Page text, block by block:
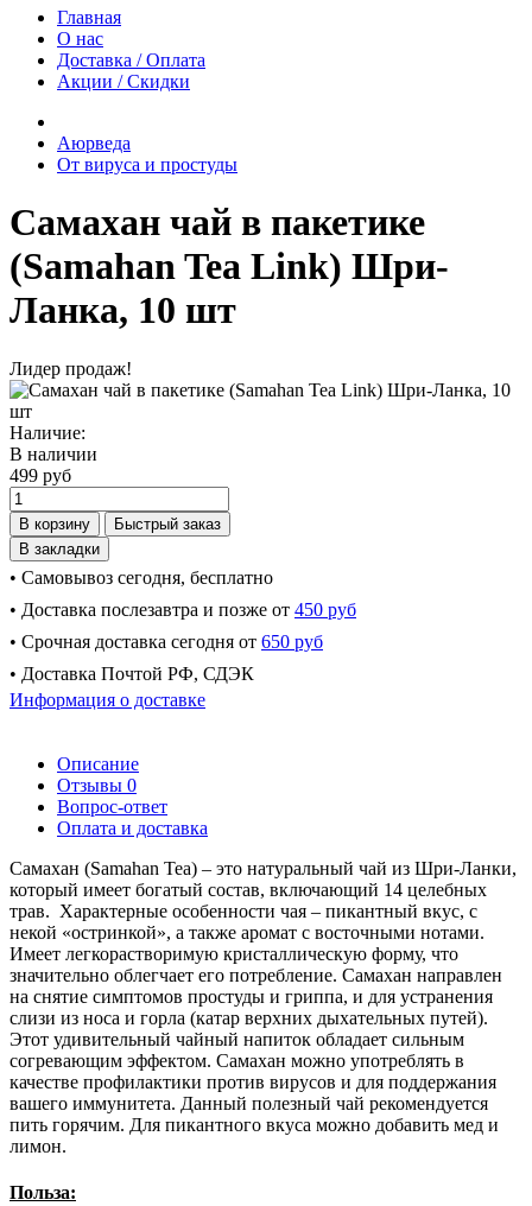
Главная
О нас
Доставка / Оплата
Акции / Скидки
Аюрведа
От вируса и простуды
Самахан чай в пакетике
(Samahan Tea Link) Шри-
Ланка, 10 шт
Лидер продаж!
Наличие:
В наличии
499 руб
В корзину
Быстрый заказ
В закладки
• Самовывоз сегодня, бесплатно
• Доставка послезавтра и позже от 450 руб
• Срочная доставка сегодня от 650 руб
• Доставка Почтой РФ, СДЭК
Информация о доставке
Описание
Отзывы 0
Вопрос-ответ
Оплата и доставка
Самахан (Samahan Tea) – это натуральный чай из Шри-Ланки,
который имеет богатый состав, включающий 14 целебных
трав. Характерные особенности чая – пикантный вкус, с
некой «остринкой», а также аромат с восточными нотами.
Имеет легкорастворимую кристаллическую форму, что
значительно облегчает его потребление. Самахан направлен
на снятие симптомов простуды и гриппа, и для устранения
слизи из носа и горла (катар верхних дыхательных путей).
Этот удивительный чайный напиток обладает сильным
согревающим эффектом. Самахан можно употреблять в
качестве профилактики против вирусов и для поддержания
вашего иммунитета. Данный полезный чай рекомендуется
пить горячим. Для пикантного вкуса можно добавить мед и
лимон.
Польза: